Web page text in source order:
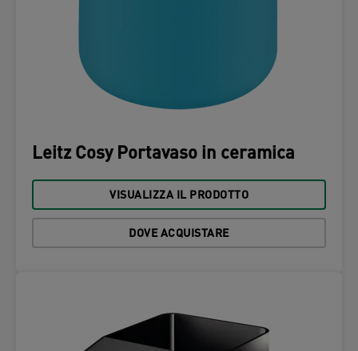
Leitz Cosy Portavaso in ceramica
VISUALIZZA IL PRODOTTO
DOVE ACQUISTARE